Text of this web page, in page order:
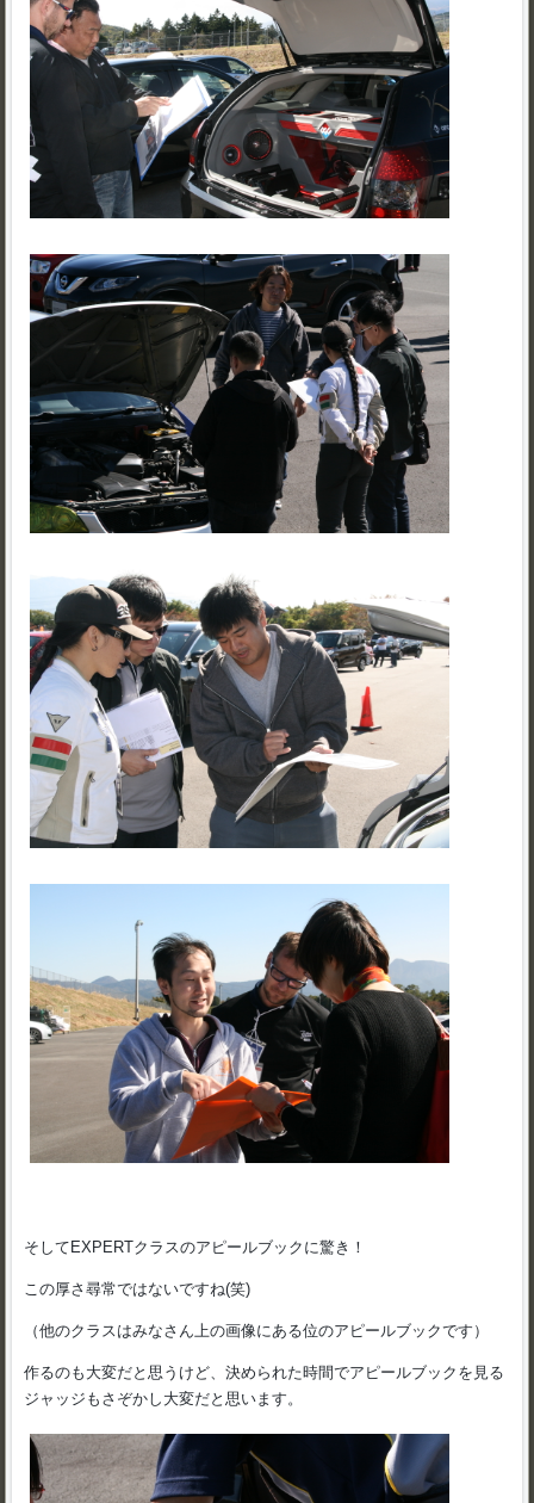
そしてEXPERTクラスのアピールブックに驚き！
この厚さ尋常ではないですね(笑)
（他のクラスはみなさん上の画像にある位のアピールブックです）
作るのも大変だと思うけど、決められた時間でアピールブックを見る
ジャッジもさぞかし大変だと思います。